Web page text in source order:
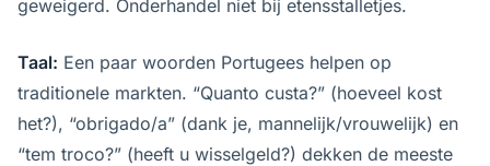
geweigerd. Onderhandel niet bij etensstalletjes.
Taal: Een paar woorden Portugees helpen op
traditionele markten. “Quanto custa?” (hoeveel kost
het?), “obrigado/a” (dank je, mannelijk/vrouwelijk) en
“tem troco?” (heeft u wisselgeld?) dekken de meeste